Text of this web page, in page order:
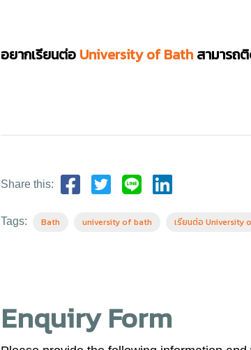
อยากเรียนต่อ University of Bath สามารถ
Share this:
Tags: Bath university of bath เรียนต่อ University
Enquiry Form